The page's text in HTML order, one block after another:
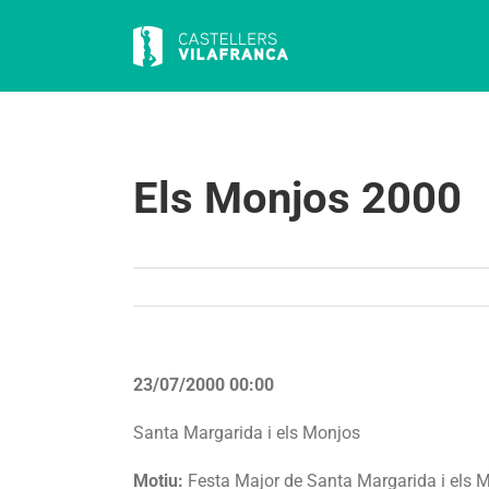
Els Monjos 2000
23/07/2000 00:00
Santa Margarida i els Monjos
Motiu: Festa Major de Santa Margarida i els